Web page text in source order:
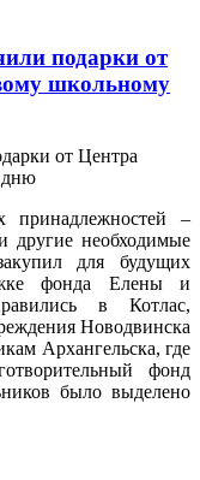
подарки от
школьному
принадлежностей –
другие необходимые
для будущих
фонда Елены и
в Котлас,
Новодвинска
Архангельска, где
фонд
было выделено